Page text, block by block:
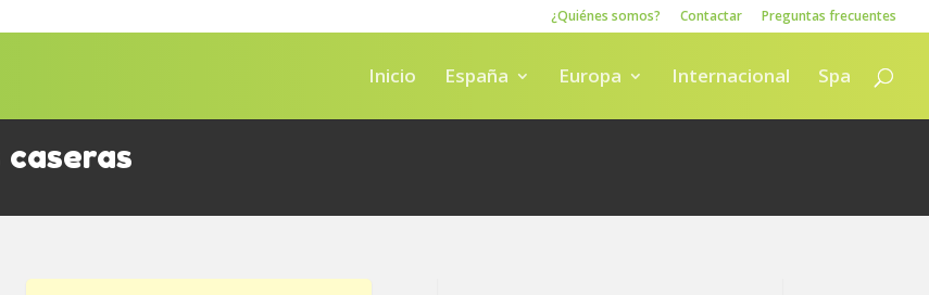
¿Quiénes somos? Contactar Preguntas frecuentes
Inicio España Europa Internacional Spa